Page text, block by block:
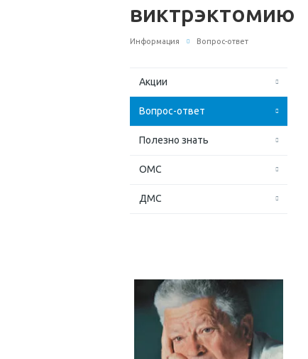
виктрэктомию
Информация Вопрос-ответ
Акции
Вопрос-ответ
Полезно знать
ОМС
ДМС